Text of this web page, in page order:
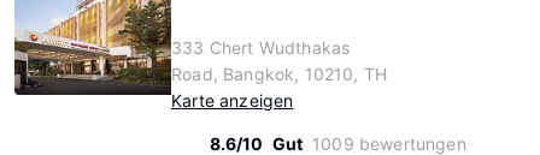
333 Chert Wudthakas
Road, Bangkok, 10210, TH
Karte anzeigen
8.6/10 Gut 1009 bewertungen